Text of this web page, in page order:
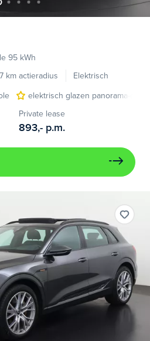
95 kWh
km actieradius
Elektrisch
elektrisch glazen panorama-dak
Private lease
893,- p.m.